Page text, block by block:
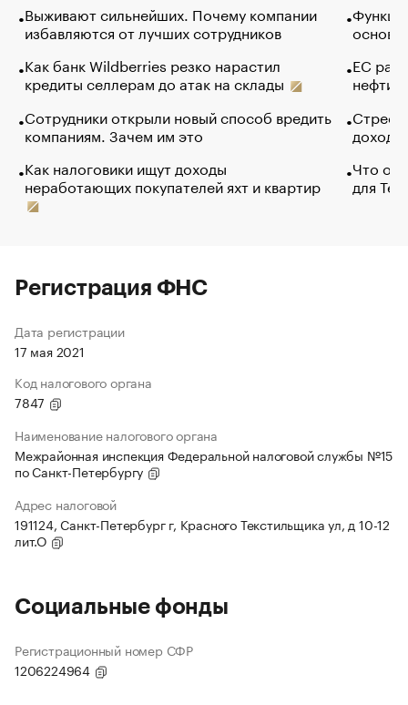
Выживают сильнейших. Почему компании
избавляются от лучших сотрудников
Как банк Wildberries резко нарастил
кредиты селлерам до атак на склады
Сотрудники открыли новый способ вредить
компаниям. Зачем им это
Как налоговики ищут доходы
неработающих покупателей яхт и квартир
основ
ЕС
нефти
Что
для
Регистрация ФНС
Дата регистрации
17 мая 2021
Код налогового органа
7847
Наименование налогового органа
Межрайонная инспекция Федеральной налоговой службы №15
по Санкт-Петербургу
Адрес налоговой
191124, Санкт-Петербург г, Красного Текстильщика ул, д 10-12
лит.О
Социальные фонды
Регистрационный номер СФР
1206224964